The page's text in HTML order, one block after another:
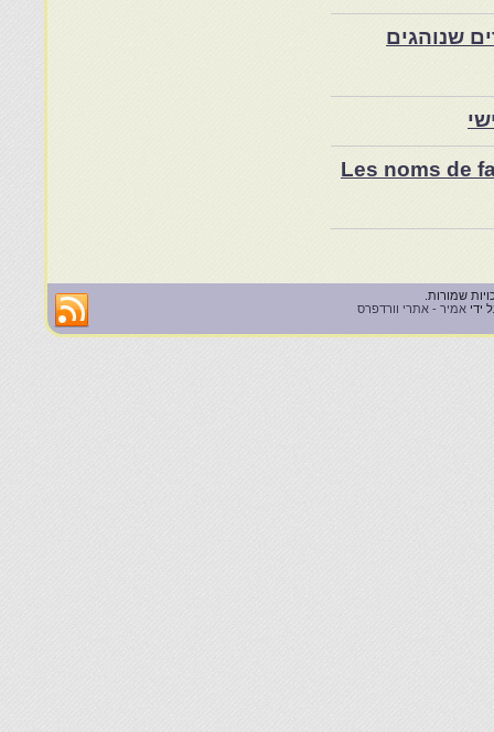
שנוהגים
Les noms de
ידי אמיר - אתרי וורדפרס